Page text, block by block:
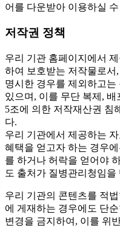
어를 다운받아 이용하실
저작권 정책
우리 기관 홈페이지에서
하여 보호받는 저작물로서
명시한 경우를 제외하고는
있으며, 이를 무단 복제,
5조에 의한 저작재산권 침
다.
우리 기관에서 제공하는
혜택을 얻고자 하는 경우
를 하거나 허락을 얻어야
도 출처가 질병관리청임
우리 기관의 콘텐츠를 적
에 게재하는 경우에도 단
변경을 금지하여, 이를 위